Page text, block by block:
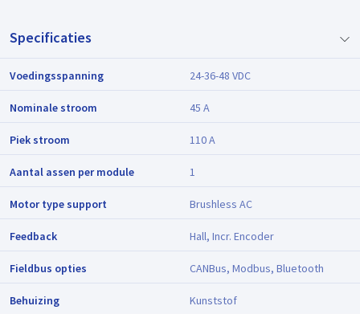
Specificaties
Voedingsspanning 24-36-48 VDC
Nominale stroom 45 A
Piek stroom 110 A
Aantal assen per module 1
Motor type support Brushless AC
Feedback Hall, Incr. Encoder
Fieldbus opties CANBus, Modbus, Bluetooth
Behuizing Kunststof